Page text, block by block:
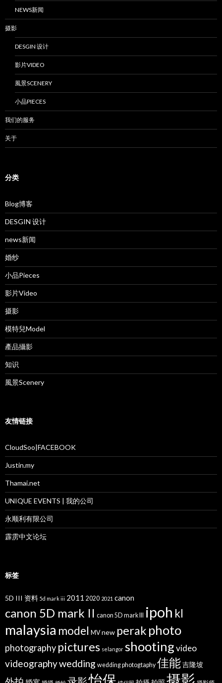
NEWS新闻
摄影
DESGIN 设计
影片VIDEO
風景SCENERY
小品PIECES
我们的服务
关于
分类
Blog博客
DESGIN 设计
news新闻
婚纱
小品Pieces
影片Video
摄影
模特兒Model
產品攝影
知识
風景Scenery
友情链接
CloudSoo|FACEBOOK
Justin.my
Thamai.net
UNIQUE EVENTS | 我的公司
永顺利有限公司
霹雳中文论坛
标签
5D III 资料 5d mark iii 2011 2020 2021 canon
canon 5D mark II canon 5D mark III ipoh kl
malaysia model MV new perak photo
photography pictures selangor shootingvideo
videographywedding wedding photogtaphy 佳能吉隆坡
摄影